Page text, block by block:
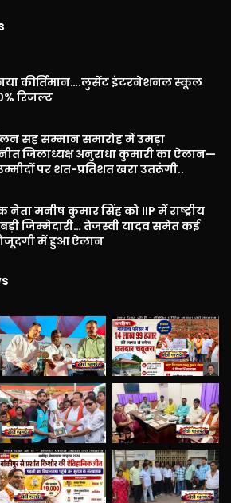
नया कीर्तिमान….लुसेंट इंटरनेशनल स्कूल
रिजल्ट
सह सम्मान समारोह में उमड़ा
जिलाध्यक्ष अनुराधा कुमारी का ऐलान—
पर शत-प्रतिशत खरा उतरूंगी..
नेता मनीष कुमार सिंह को IIP में राष्ट्रीय
जिम्मेदारी… तेजस्वी यादव समेत कई
में हुआ ऐलान